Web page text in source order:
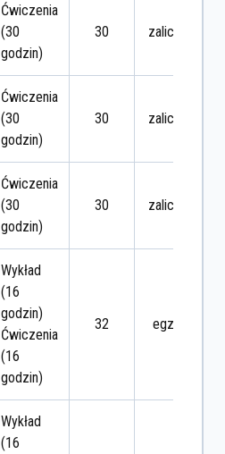
Ćwiczenia
(30
godzin)
30 zaliczenie
Ćwiczenia
(30
godzin)
30 zaliczenie
Ćwiczenia
(30
godzin)
30 zaliczenie
Wykład
(16
godzin)
Ćwiczenia
(16
godzin)
32 egzamin
Wykład
(16